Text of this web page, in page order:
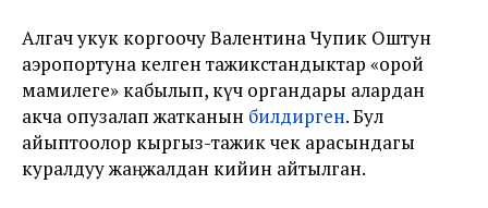
Алгач укук коргоочу Валентина Чупик Оштун
аэропортуна келген тажикстандыктар «орой
мамилеге» кабылып, күч органдары алардан
акча опузалап жатканын билдирген. Бул
айыптоолор кыргыз-тажик чек арасындагы
куралдуу жаңжалдан кийин айтылган.